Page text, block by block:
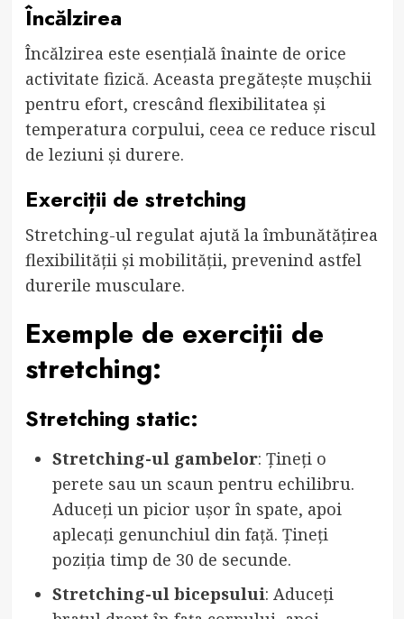
Încălzirea
Încălzirea este esențială înainte de orice
activitate fizică. Aceasta pregătește mușchii
pentru efort, crescând flexibilitatea și
temperatura corpului, ceea ce reduce riscul
de leziuni și durere.
Exerciții de stretching
Stretching-ul regulat ajută la îmbunătățirea
flexibilității și mobilității, prevenind astfel
durerile musculare.
Exemple de exerciții de
stretching:
Stretching static:
Stretching-ul gambelor: Țineți o
perete sau un scaun pentru echilibru.
Aduceți un picior ușor în spate, apoi
aplecați genunchiul din față. Țineți
poziția timp de 30 de secunde.
Stretching-ul bicepsului: Aduceți